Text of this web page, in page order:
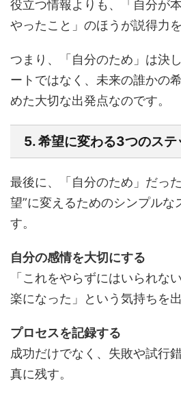
役立つ情報よりも、「自分が
やったこと」のほうが説得力を
つまり、「自分のため」は決
ートではなく、未来の誰かの
めた大切な出発点なのです。
5. 希望に変わる3つのステ
最後に、「自分のため」だっ
望”に変えるためのシンプルな
す。
自分の感情を大切にする
「これをやらずにはいられな
楽になった」という気持ちを
プロセスを記録する
成功だけでなく、失敗や試行
真に残す。